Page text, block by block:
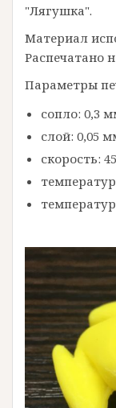
"Лягушка".
Материал
Распечатано
Параметры
сопло: 0,3
слой: 0,05
скорость: